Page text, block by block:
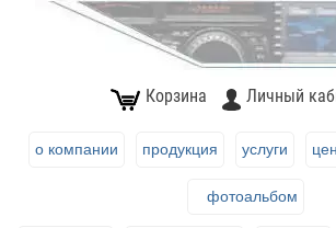
Корзина Личный
о компании продукция услуги
фотоальбом